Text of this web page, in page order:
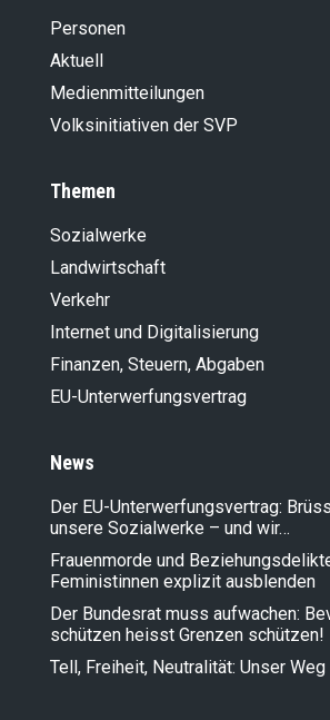
Personen
Aktuell
Medienmitteilungen
Volksinitiativen der SVP
Themen
Sozialwerke
Landwirt­schaft
Verkehr
Internet und Digitalisierung
Finanzen, Steuern, Abgaben
EU-Unterwerfungsvertrag
News
Der EU-Unterwerfungsvertrag:
unsere Sozialwerke – und wir…
Frauenmorde und
Feministinnen explizit ausblenden
Der Bundesrat muss aufwachen:
schützen heisst Grenzen schützen!
Tell, Freiheit, Neutralität: Unser